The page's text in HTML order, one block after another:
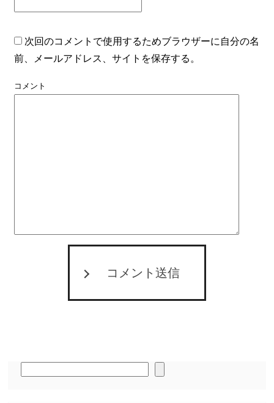
次回のコメントで使用するためブラウザーに自分の名
前、メールアドレス、サイトを保存する。
コメント
コメント送信
索